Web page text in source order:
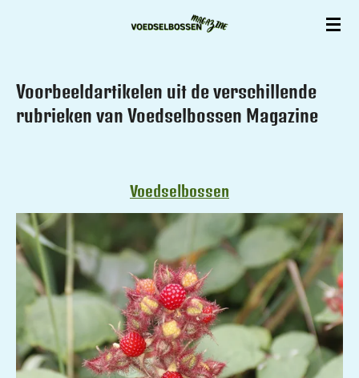
deVoorbeeldartikelen uit de verschillende
rubrieken van Voedselbossen Magazine
Voedselbossen